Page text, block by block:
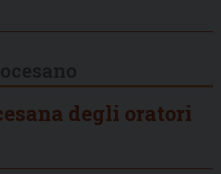
degli oratori